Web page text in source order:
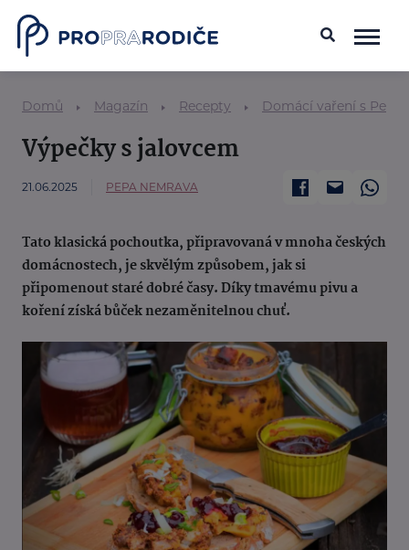
Domů Magazín Recepty Domácí vaření s
Výpečky s jalovcem
21.06.2025 PEPA NEMRAVA
Tato klasická pochoutka, připravovaná v mnoha českých
domácnostech, je skvělým způsobem, jak si
připomenout staré dobré časy. Díky tmavému pivu a
koření získá bůček nezaměnitelnou chuť.